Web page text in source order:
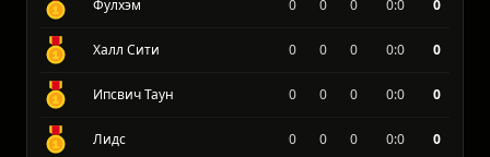
Эвертон 0 0 0 0:0 0
Фулхэм 0 0 0 0:0 0
Халл Сити 0 0 0 0:0 0
Ипсвич Таун 0 0 0 0:0 0